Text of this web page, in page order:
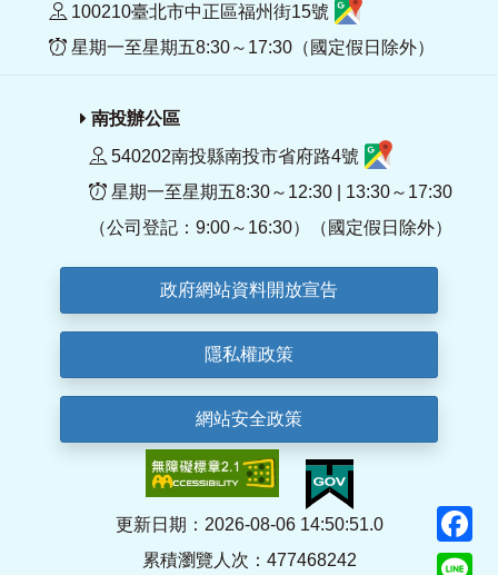
100210臺北市中正區福州街15號
星期一至星期五8:30～17:30（國定假日除外）
南投辦公區
540202南投縣南投市省府路4號
星期一至星期五8:30～12:30 | 13:30～17:30
（公司登記：9:00～16:30）（國定假日除外）
政府網站資料開放宣告
隱私權政策
網站安全政策
更新日期：2026-08-06 14:50:51.0
累積瀏覽人次：477468242